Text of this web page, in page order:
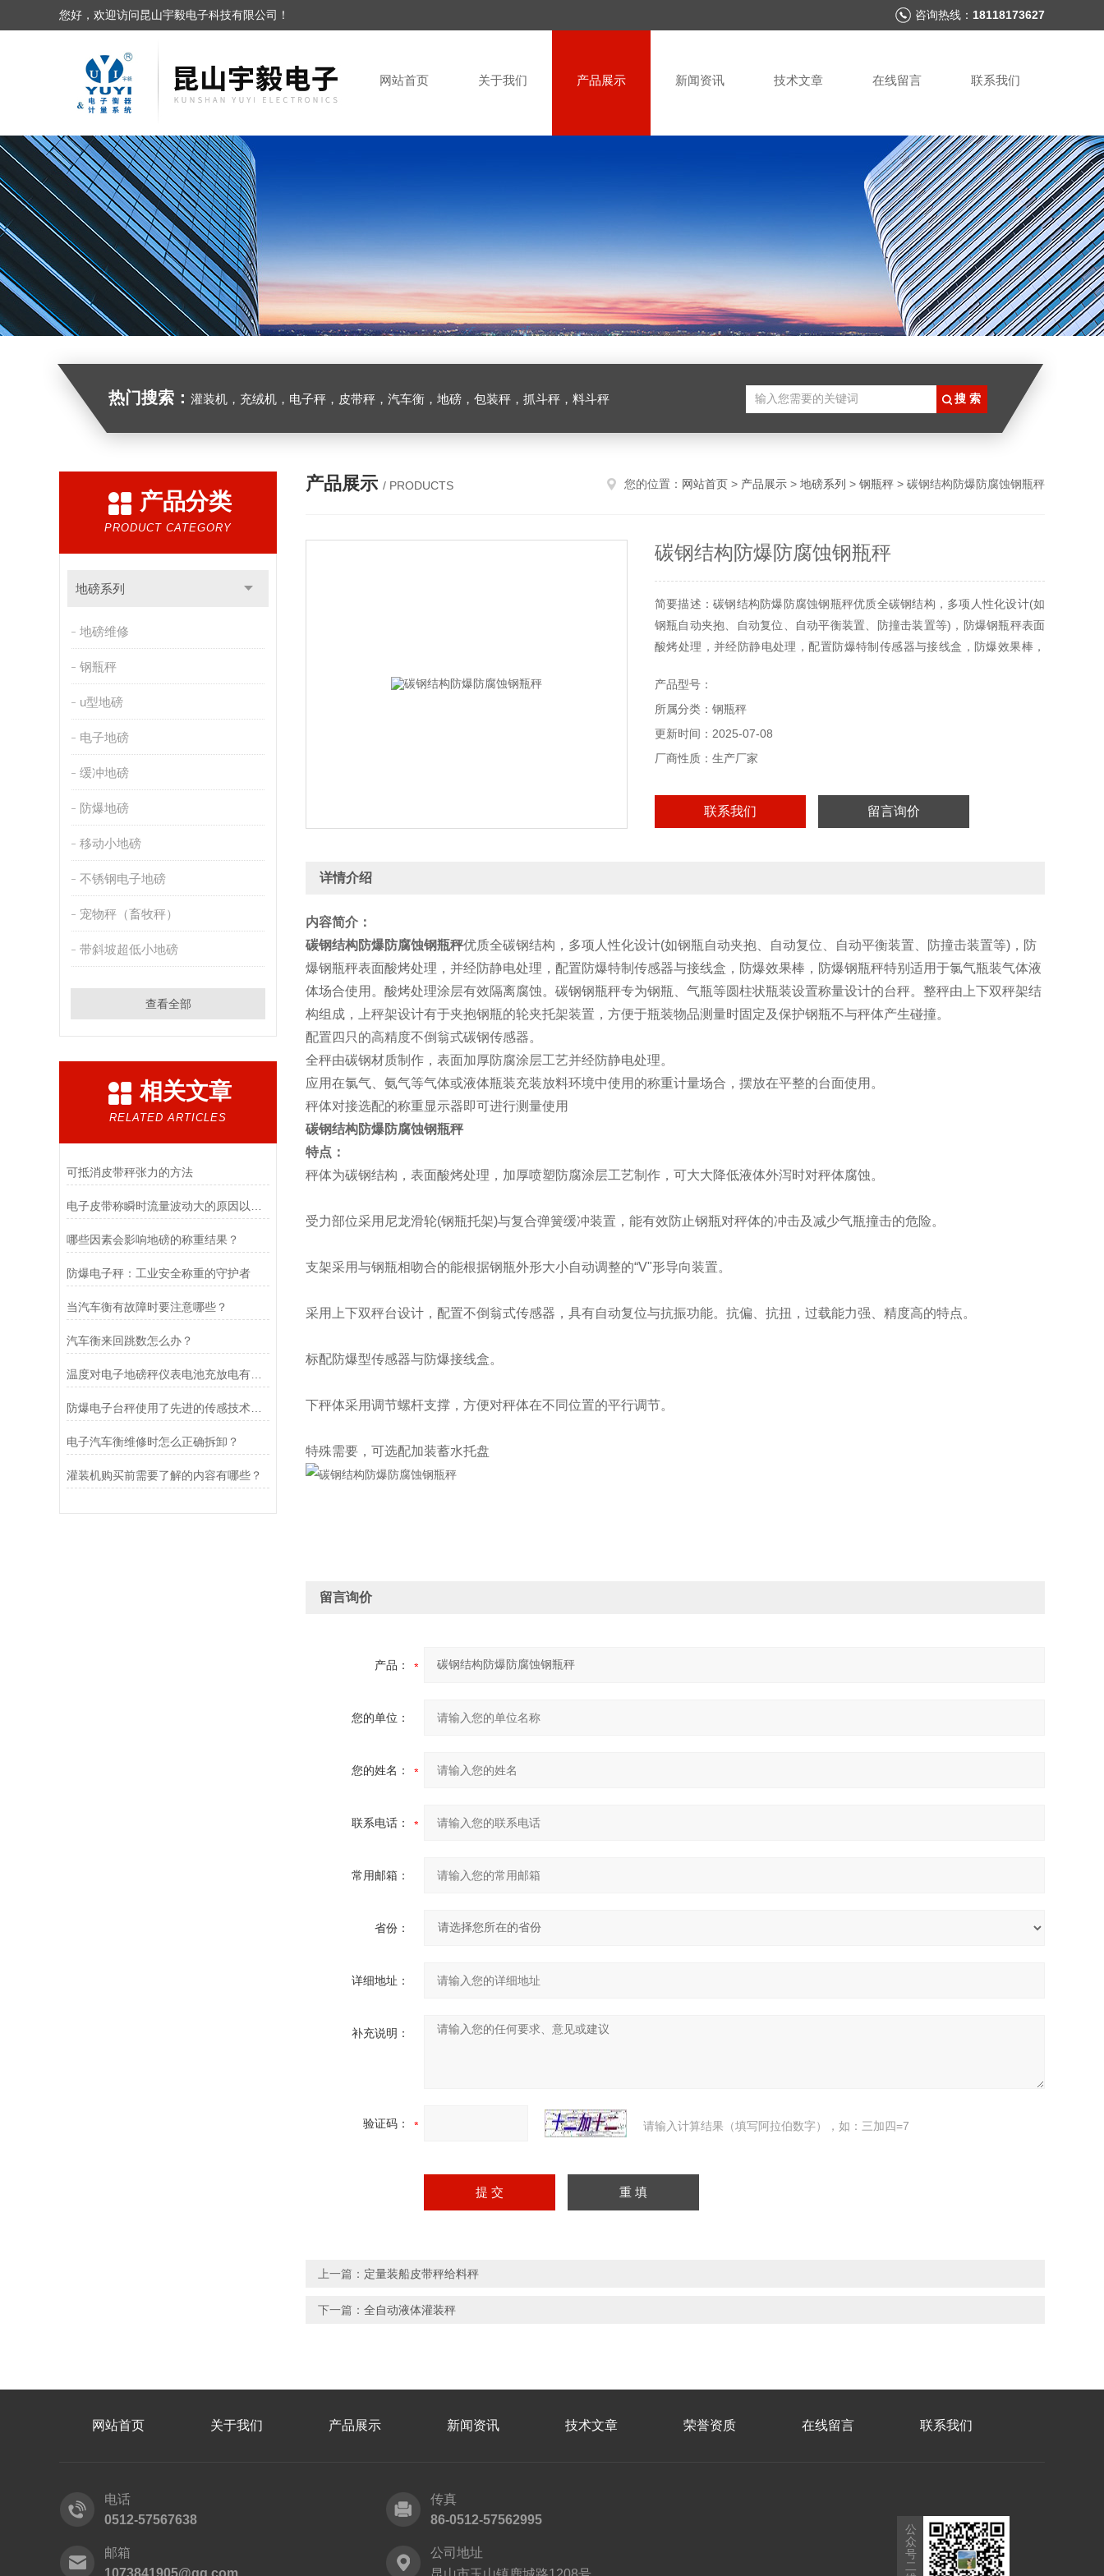
您好，欢迎访问昆山宇毅电子科技有限公司！ 咨询热线： 18118173627
网站首页 关于我们 产品展示 新闻资讯 技术文章 在线留言 联系我们
热门搜索： 灌装机，充绒机，电子秤，皮带秤，汽车衡，地磅，包装秤，抓斗秤，料斗秤
产品分类
PRODUCT CATEGORY
地磅系列
地磅维修
钢瓶秤
u型地磅
电子地磅
缓冲地磅
防爆地磅
移动小地磅
不锈钢电子地磅
宠物秤（畜牧秤）
带斜坡超低小地磅
查看全部
相关文章
RELATED ARTICLES
可抵消皮带秤张力的方法
哪些因素会影响地磅的称重结果？
防爆电子秤：工业安全称重的守护者
当汽车衡有故障时要注意哪些？
汽车衡来回跳数怎么办？
温度对电子地磅秤仪表电池充放电有什么影响？
防爆电子台秤使用了先进的传感技术和数据处理算法
电子汽车衡维修时怎么正确拆卸？
灌装机购买前需要了解的内容有哪些？
产品展示 / PRODUCTS 您的位置： 网站首页 > 产品展示 > 地磅系列 > 钢瓶秤 > 碳钢结构防爆防腐蚀钢瓶秤
碳钢结构防爆防腐蚀钢瓶秤
简要描述：碳钢结构防爆防腐蚀钢瓶秤优质全碳钢结构，多项人性化设计(如
钢瓶自动夹抱、自动复位、自动平衡装置、防撞击装置等)，防爆钢瓶秤表面
酸烤处理，并经防静电处理，配置防爆特制传感器与接线盒，防爆效果棒，
产品型号：
所属分类：钢瓶秤
更新时间：2025-07-08
厂商性质：生产厂家
联系我们 留言询价
详情介绍
内容简介：
碳钢结构防爆防腐蚀钢瓶秤优质全碳钢结构，多项人性化设计(如钢瓶自动夹抱、自动复位、自动平衡装置、防撞击装置等)，防
爆钢瓶秤表面酸烤处理，并经防静电处理，配置防爆特制传感器与接线盒，防爆效果棒，防爆钢瓶秤特别适用于氯气瓶装气体液
体场合使用。酸烤处理涂层有效隔离腐蚀。碳钢钢瓶秤专为钢瓶、气瓶等圆柱状瓶装设置称量设计的台秤。整秤由上下双秤架结
构组成，上秤架设计有于夹抱钢瓶的轮夹托架装置，方便于瓶装物品测量时固定及保护钢瓶不与秤体产生碰撞。
配置四只的高精度不倒翁式碳钢传感器。
全秤由碳钢材质制作，表面加厚防腐涂层工艺并经防静电处理。
应用在氯气、氨气等气体或液体瓶装充装放料环境中使用的称重计量场合，摆放在平整的台面使用。
秤体对接选配的称重显示器即可进行测量使用
碳钢结构防爆防腐蚀钢瓶秤
特点：
秤体为碳钢结构，表面酸烤处理，加厚喷塑防腐涂层工艺制作，可大大降低液体外泻时对秤体腐蚀。
受力部位采用尼龙滑轮(钢瓶托架)与复合弹簧缓冲装置，能有效防止钢瓶对秤体的冲击及减少气瓶撞击的危险。
支架采用与钢瓶相吻合的能根据钢瓶外形大小自动调整的“V"形导向装置。
采用上下双秤台设计，配置不倒翁式传感器，具有自动复位与抗振功能。抗偏、抗扭，过载能力强、精度高的特点。
标配防爆型传感器与防爆接线盒。
下秤体采用调节螺杆支撑，方便对秤体在不同位置的平行调节。
特殊需要，可选配加装蓄水托盘
留言询价
产品：
您的单位：
您的姓名：
联系电话：
常用邮箱：
省份：
详细地址：
补充说明：
验证码： 请输入计算结果（填写阿拉伯数字），如：三加四=7
上一篇： 定量装船皮带秤给料秤
下一篇： 全自动液体灌装秤
网站首页 关于我们 产品展示 新闻资讯 技术文章 荣誉资质 在线留言 联系我们
电话
0512-57567638
传真
86-0512-57562995
邮箱
1073841905@qq.com
公司地址
公
众
号
二